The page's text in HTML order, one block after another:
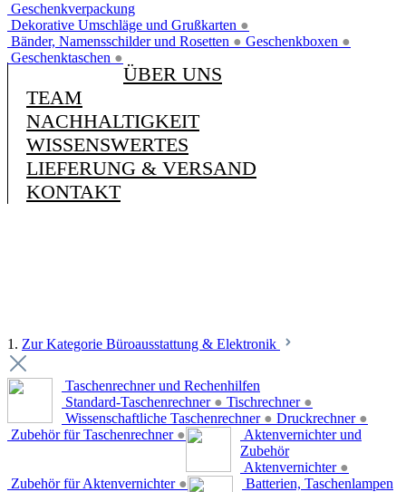
Geschenkverpackung
Dekorative Umschläge und Grußkarten ●
Bänder, Namensschilder und Rosetten ● Geschenkboxen ●
Geschenktaschen ●
ÜBER UNS
TEAM
NACHHALTIGKEIT
WISSENSWERTES
LIEFERUNG & VERSAND
KONTAKT
1. Zur Kategorie Büroausstattung & Elektronik
Taschenrechner und Rechenhilfen
Standard-Taschenrechner ● Tischrechner ●
Wissenschaftliche Taschenrechner ● Druckrechner ●
Zubehör für Taschenrechner ●
Aktenvernichter und
Zubehör
Aktenvernichter ●
Zubehör für Aktenvernichter ● Batterien, Taschenlampen